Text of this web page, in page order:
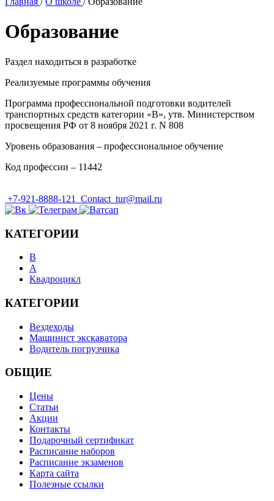
Образование
Раздел находиться в разработке
Реализуемые программы обучения
Программа профессиональной подготовки водителей
транспортных средств категории «В», утв. Министерством
просвещения РФ от 8 ноября 2021 г. N 808
Уровень образования – профессиональное обучение
Код профессии – 11442
+7-921-8888-121 Contact_tur@mail.ru
КАТЕГОРИИ
B
А
Квадроцикл
КАТЕГОРИИ
Вездеходы
Машинист экскаватора
Водитель погрузчика
ОБЩИЕ
Цены
Статьи
Акции
Контакты
Подарочный сертификат
Расписание наборов
Расписание экзаменов
Карта сайта
Полезные ссылки